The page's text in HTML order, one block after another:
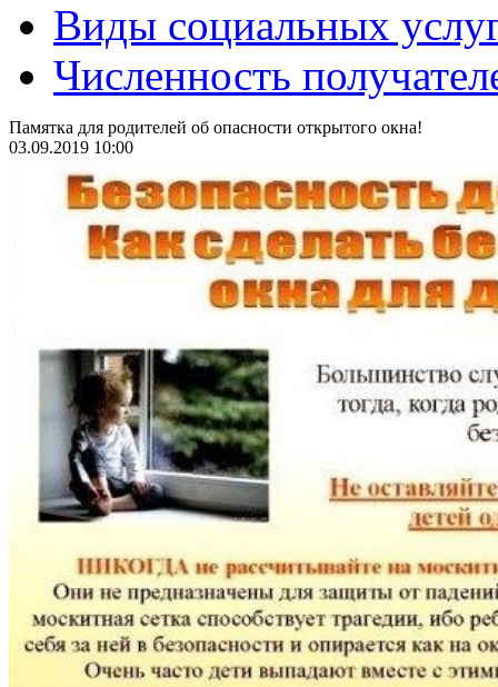
Виды социальных
Численность
Памятка для родителей об опасности открытого окна!
03.09.2019 10:00